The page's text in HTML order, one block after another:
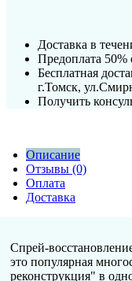
Доставка в
Предоплата 50%
Бесплатная
г.Томск,
Получить
Описание
Отзывы (0)
Оплата
Доставка
Спрей-
это популярная
реконструкция" в